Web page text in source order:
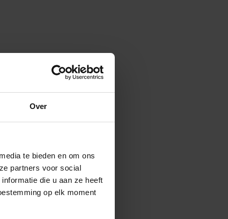
Over
te bieden en om ons
partners voor social
die u aan ze heeft
op elk moment